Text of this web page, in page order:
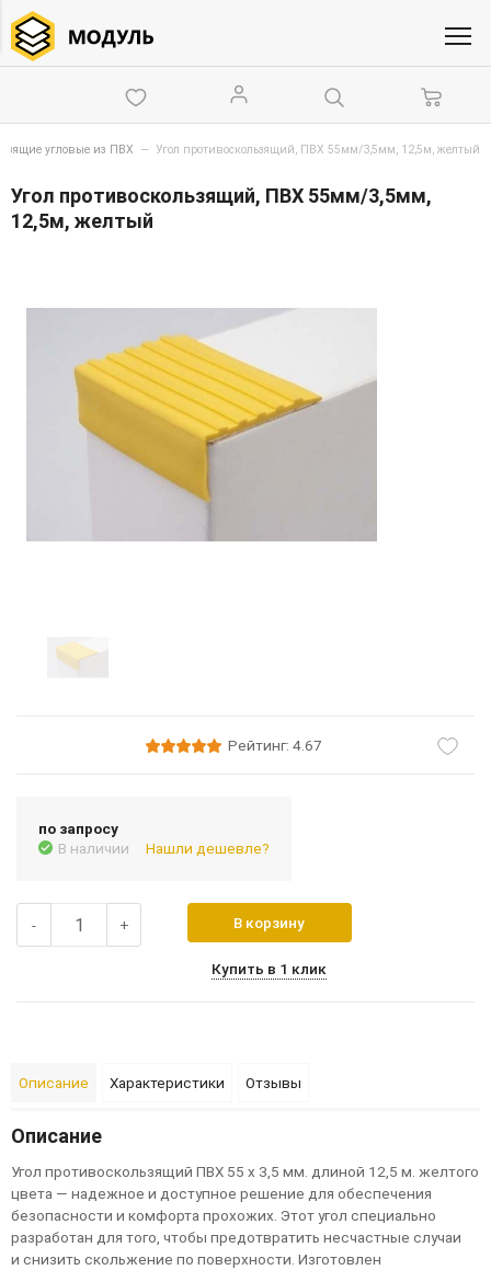
угловые из ПВХ — Угол противоскользящий, ПВХ 55мм/3,5мм, 12,5м, желтый
Угол противоскользящий, ПВХ 55мм/3,5мм,
12,5м, желтый
Рейтинг: 4.67
по запросу
В наличии
Нашли дешевле?
- + В корзину
Купить в 1 клик
Описание Характеристики Отзывы
Описание
Угол противоскользящий ПВХ 55 x 3,5 мм. длиной 12,5 м. желтого
цвета — надежное и доступное решение для обеспечения
безопасности и комфорта прохожих. Этот угол специально
разработан для того, чтобы предотвратить несчастные случаи
и снизить скольжение по поверхности. Изготовлен